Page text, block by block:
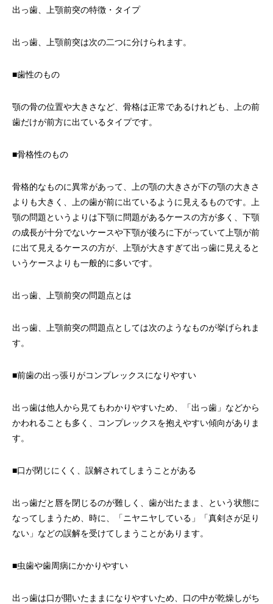
出っ歯、上顎前突の特徴・タイプ
出っ歯、上顎前突は次の二つに分けられます。
■歯性のもの
顎の骨の位置や大きさなど、骨格は正常であるけれども、上の前
歯だけが前方に出ているタイプです。
■骨格性のもの
骨格的なものに異常があって、上の顎の大きさが下の顎の大きさ
よりも大きく、上の歯が前に出ているように見えるものです。上
顎の問題というよりは下顎に問題があるケースの方が多く、下顎
の成長が十分でないケースや下顎が後ろに下がっていて上顎が前
に出て見えるケースの方が、上顎が大きすぎて出っ歯に見えると
いうケースよりも一般的に多いです。
出っ歯、上顎前突の問題点とは
出っ歯、上顎前突の問題点としては次のようなものが挙げられま
す。
■前歯の出っ張りがコンプレックスになりやすい
出っ歯は他人から見てもわかりやすいため、「出っ歯」などから
かわれることも多く、コンプレックスを抱えやすい傾向がありま
す。
■口が閉じにくく、誤解されてしまうことがある
出っ歯だと唇を閉じるのが難しく、歯が出たまま、という状態に
なってしまうため、時に、「ニヤニヤしている」「真剣さが足り
ない」などの誤解を受けてしまうことがあります。
■虫歯や歯周病にかかりやすい
出っ歯は口が開いたままになりやすいため、口の中が乾燥しがち